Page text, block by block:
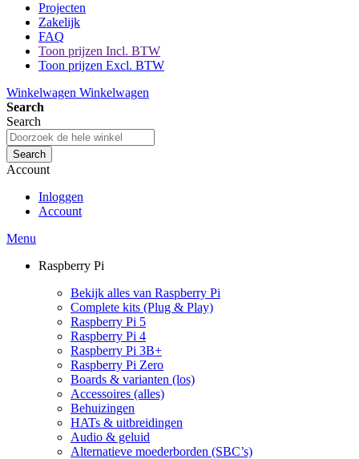
Projecten
Zakelijk
FAQ
Toon prijzen Incl. BTW
Toon prijzen Excl. BTW
Winkelwagen Winkelwagen
Search
Search
Search
Account
Inloggen
Account
Menu
Raspberry Pi
Bekijk alles van Raspberry Pi
Complete kits (Plug & Play)
Raspberry Pi 5
Raspberry Pi 4
Raspberry Pi 3B+
Raspberry Pi Zero
Boards & varianten (los)
Accessoires (alles)
Behuizingen
HATs & uitbreidingen
Audio & geluid
Alternatieve moederborden (SBC’s)